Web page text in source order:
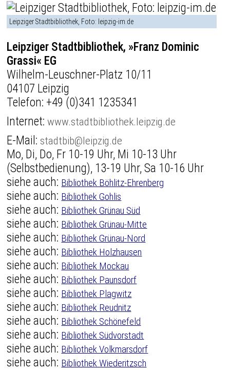
Leipziger Stadtbibliothek, Foto: leipzig-im.de
Leipziger Stadtbibliothek, »Franz Dominic
Grassi« EG
Wilhelm-Leuschner-Platz 10/11
04107 Leipzig
Telefon: +49 (0)341 1235341
Internet:www.stadtbibliothek.leipzig.de
E-Mail: stadtbib@leipzig.de
Mo, Di, Do, Fr 10-19 Uhr, Mi 10-13 Uhr
(Selbstbedienung), 13-19 Uhr, Sa 10-16 Uhr
siehe auch: Bibliothek Böhlitz-Ehrenberg
siehe auch: Bibliothek Gohlis
siehe auch: Bibliothek Grünau Süd
siehe auch: Bibliothek Grünau-Mitte
siehe auch: Bibliothek Grünau-Nord
siehe auch: Bibliothek Holzhausen
siehe auch: Bibliothek Mockau
siehe auch: Bibliothek Paunsdorf
siehe auch: Bibliothek Plagwitz
siehe auch: Bibliothek Reudnitz
siehe auch: Bibliothek Schönefeld
siehe auch: Bibliothek Südvorstadt
siehe auch: Bibliothek Volkmarsdorf
siehe auch: Bibliothek Wiederitzsch